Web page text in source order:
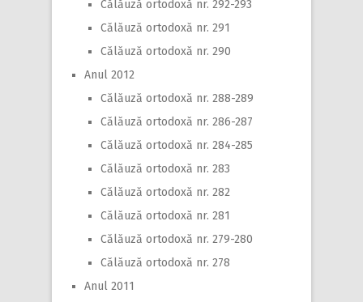
Călăuză ortodoxă nr. 292-293
Călăuză ortodoxă nr. 291
Călăuză ortodoxă nr. 290
Anul 2012
Călăuză ortodoxă nr. 288-289
Călăuză ortodoxă nr. 286-287
Călăuză ortodoxă nr. 284-285
Călăuză ortodoxă nr. 283
Călăuză ortodoxă nr. 282
Călăuză ortodoxă nr. 281
Călăuză ortodoxă nr. 279-280
Călăuză ortodoxă nr. 278
Anul 2011